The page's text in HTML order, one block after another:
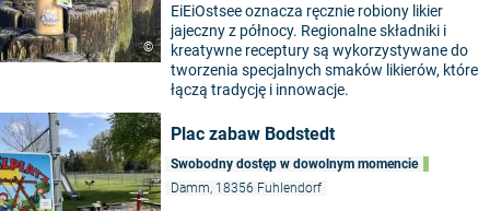
©
EiEiOstsee oznacza ręcznie robiony likier
jajeczny z północy. Regionalne składniki i
kreatywne receptury są wykorzystywane do
tworzenia specjalnych smaków likierów, które
łączą tradycję i innowacje.
Plac zabaw Bodstedt
Swobodny dostęp w dowolnym momencie
Damm, 18356 Fuhlendorf